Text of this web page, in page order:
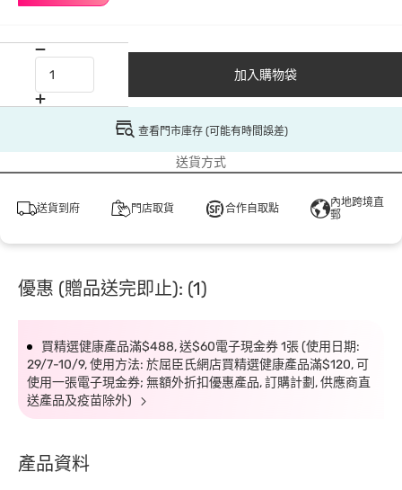
加入購物袋
查看門市庫存 (可能有時間誤差)
送貨方式
送貨到府 門店取貨 合作自取點
內地跨境直
郵
優惠 (贈品送完即止): (1)
買精選健康產品滿$488, 送$60電子現金券 1張 (使用日期:
29/7-10/9, 使用方法: 於屈臣氏網店買精選健康產品滿$120, 可
使用一張電子現金券; 無額外折扣優惠產品, 訂購計劃, 供應商直
送產品及疫苗除外)
產品資料